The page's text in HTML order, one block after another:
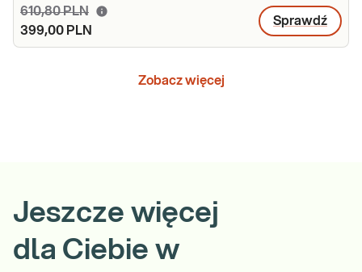
610,80 PLN
399,00 PLN
Sprawdź
Zobacz więcej
Jeszcze więcej
dla Ciebie w